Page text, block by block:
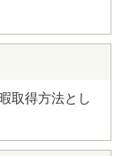
取得方法とし